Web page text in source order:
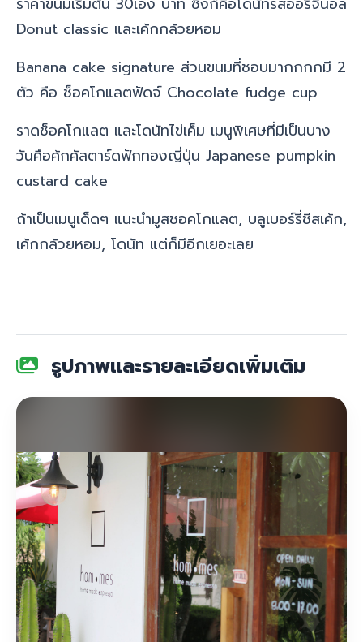
Donut classic และเค้กกล้วยหอม
Banana cake signature ส่วนขนมที่ชอบมากกกกมี 2
ตัว คือ ช็อคโกแลตฟัดจ์ Chocolate fudge cup
ราดช็อคโกแลต และโดนัทไข่เค็ม เมนูพิเศษที่มีเป็นบาง
วันคือค้กคัสตาร์ดฟักทองญี่ปุ่น Japanese pumpkin
custard cake
ถ้าเป็นเมนูเด็ดๆ แนะนำมูสชอคโกแลต, บลูเบอร์รี่ชีสเค้ก,
เค้กกล้วยหอม, โดนัท แต่ก็มีอีกเยอะเลย
รูปภาพและรายละเอียดเพิ่มเติม